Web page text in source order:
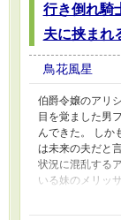
行き倒れ騎
夫に挟まれ
鳥花風星
伯爵令嬢のアリ
目を覚ました男
んできた。 しか
は未来の夫だと
状況に混乱する
いる妹のメリッ
りがあるようで
未来から来たフ